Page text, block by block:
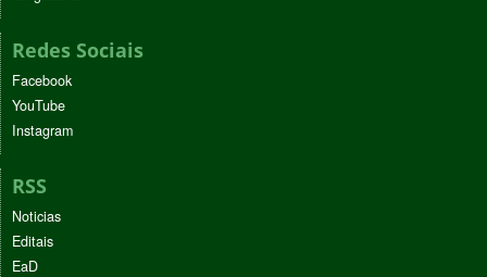
Redes Sociais
Facebook
YouTube
Instagram
RSS
Noticias
Editais
EaD